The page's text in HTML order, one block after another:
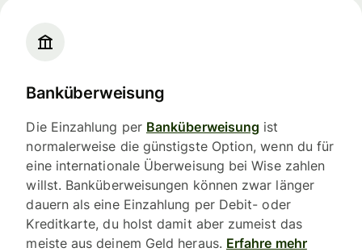
Banküberweisung
Die Einzahlung per Banküberweisung ist
normalerweise die günstigste Option, wenn du für
eine internationale Überweisung bei Wise zahlen
willst. Banküberweisungen können zwar länger
dauern als eine Einzahlung per Debit- oder
Kreditkarte, du holst damit aber zumeist das
meiste aus deinem Geld heraus. Erfahre mehr